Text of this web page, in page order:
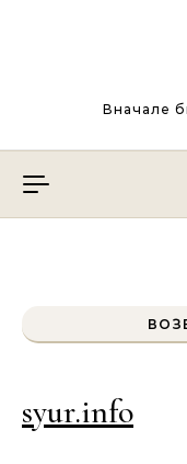
Вначале
syur.info